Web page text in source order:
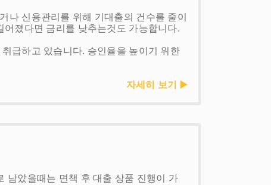
나 신용관리를 위해 기대출의 건수를 줄이
졌다면 금리를 낮추는것도 가능합니다.
급하고 있습니다. 승인율을 높이기 위한
자세히 보기 ▶️
남았을때는 면책 후 대출 상품 진행이 가